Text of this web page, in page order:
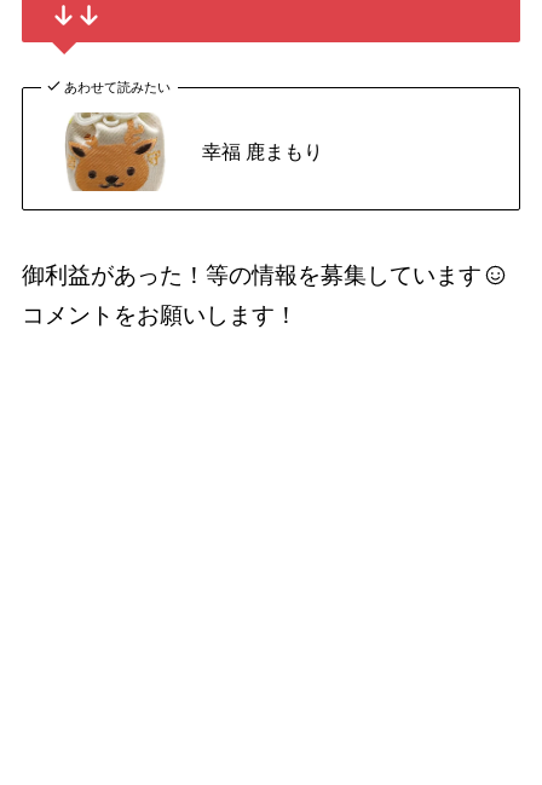
あわせて読みたい
幸福 鹿まもり
御利益があった！等の情報を募集しています
コメントをお願いします！